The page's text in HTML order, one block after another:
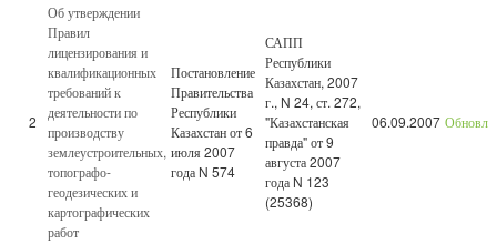
2
Об утверждении
Правил
лицензирования и
квалификационных
требований к
деятельности по
производству
землеустроительных,
топографо-
геодезических и
картографических
работ
Постановление
Правительства
Республики
Казахстан от 6
июля 2007
года N 574
САПП
Республики
Казахстан, 2007
г., N 24, ст. 272,
"Казахстанская
правда" от 9
августа 2007
года N 123
(25368)
06.09.2007